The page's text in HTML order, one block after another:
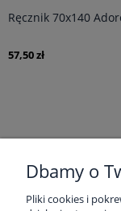
Ręcznik 70x140
57,50 zł
Dbamy o
Pliki cookies i